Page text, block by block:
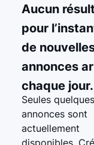
Aucun
pour
de
annonces
chaque jour.
Seules quelques
annonces sont
actuellement
disponibles.